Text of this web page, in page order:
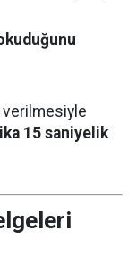
15 saniyelik